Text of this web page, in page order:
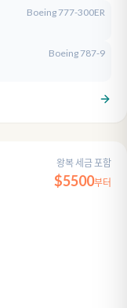
Boeing 777-300ER
Boeing 787-9
왕복 세금 포함
$5500부터